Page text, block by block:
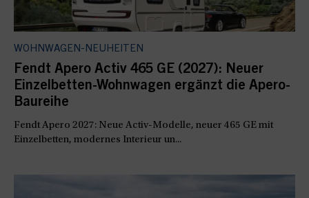
WOHNWAGEN-NEUHEITEN
Fendt Apero Activ 465 GE (2027): Neuer
Einzelbetten-Wohnwagen ergänzt die Apero-
Baureihe
Fendt Apero 2027: Neue Activ-Modelle, neuer 465 GE mit
Einzelbetten, modernes Interieur un...